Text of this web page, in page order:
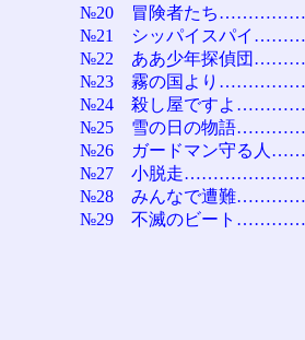
№20 冒険者たち
№21 シッパイスパイ
№22 ああ少年探偵団
№23 霧の国より
№24 殺し屋ですよ
№25 雪の日の物語
№26 ガードマン守る人
№27 小脱走
№28 みんなで遭難
№29 不滅のビート